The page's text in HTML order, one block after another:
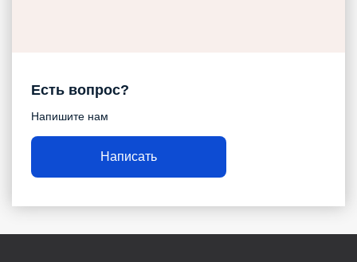
Есть вопрос?
Напишите нам
Написать